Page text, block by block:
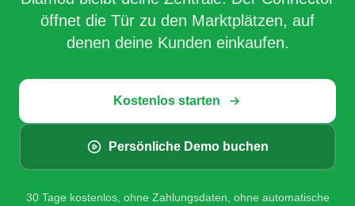
öffnet die Tür zu den Marktplätzen, auf
denen deine Kunden einkaufen.
Kostenlos starten
Persönliche Demo buchen
30 Tage kostenlos, ohne Zahlungsdaten, ohne automatische